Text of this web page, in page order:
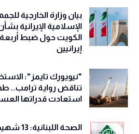
‏بيان وزارة الخارجية
الإسلامية الإيرانية
الكويت حول ضبط
إيرانيين
"نيويورك تايمز":
تناقض رواية ترامب..
استعادت قدراتها